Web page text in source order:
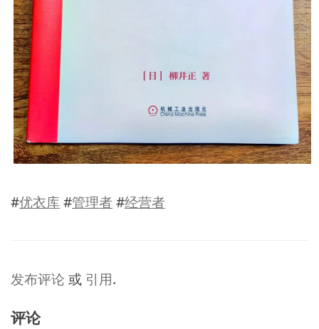
#优衣库#管理者#经营者
发布评论 或 引用.
评论